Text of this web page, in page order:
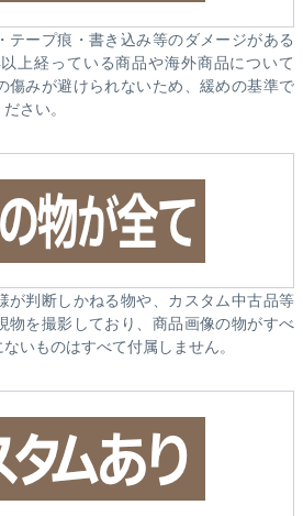
テープ痕・書き込み等のダメージがある
上経っている商品や海外商品について
傷みが避けられないため、緩めの基準で
さい。
が判断しかねる物や、カスタム中古品等
物を撮影しており、商品画像の物がすべ
いものはすべて付属しません。